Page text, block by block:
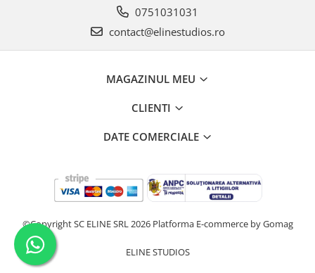
0751031031
contact@elinestudios.ro
MAGAZINUL MEU
CLIENTI
DATE COMERCIALE
©Copyright SC ELINE SRL 2026 Platforma E-commerce by Gomag
ELINE STUDIOS